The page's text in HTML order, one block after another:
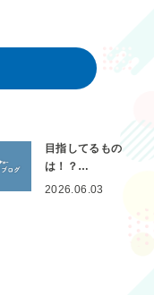
目指してるもの
は！？…
2026.06.03